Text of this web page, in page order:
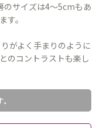
のサイズは4〜5cmもあ
す。
がよく手まりのように
のコントラストも楽し